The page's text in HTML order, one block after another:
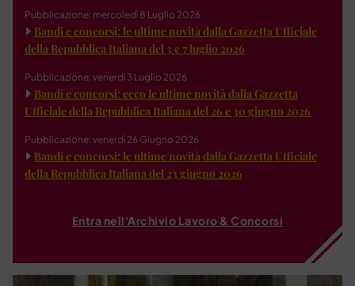
Pubblicazione: mercoledì 8 Luglio 2026
Bandi e concorsi: le ultime novità dalla Gazzetta Ufficiale
della Repubblica Italiana del 3 e 7 luglio 2026
Pubblicazione: venerdì 3 Luglio 2026
Bandi e concorsi: ecco le ultime novità dalla Gazzetta
Ufficiale della Repubblica Italiana del 26 e 30 giugno 2026
Pubblicazione: venerdì 26 Giugno 2026
Bandi e concorsi: le ultime novità dalla Gazzetta Ufficiale
della Repubblica Italiana del 23 giugno 2026
Entra nell'Archivio Lavoro & Concorsi